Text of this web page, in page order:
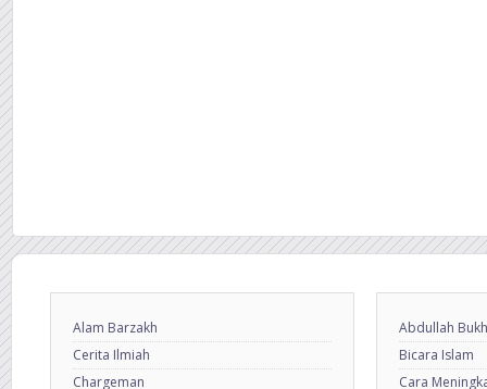
Alam Barzakh
Cerita Ilmiah
Chargeman
Abdullah
Bicara Islam
Cara